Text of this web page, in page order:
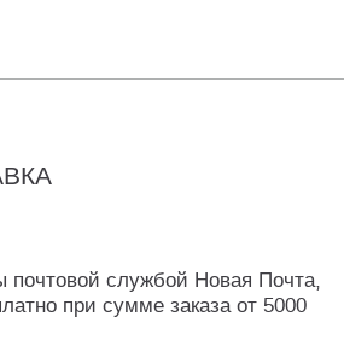
почтовой службой Новая Почта,
при сумме заказа от 5000